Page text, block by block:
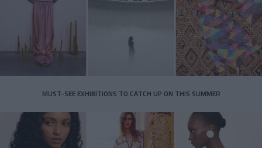
MUST-SEE EXHIBITIONS TO CATCH UP ON THIS SUMMER